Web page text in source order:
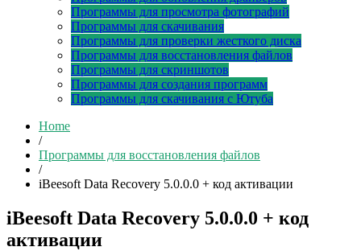
Программы для просмотра фотографий
Программы для скачивания
Программы для проверки жесткого диска
Программы для восстановления файлов
Программы для скриншотов
Программы для создания программ
Программы для скачивания с Ютуба
Home
/
Программы для восстановления файлов
/
iBeesoft Data Recovery 5.0.0.0 + код активации
iBeesoft Data Recovery 5.0.0.0 + код
активации